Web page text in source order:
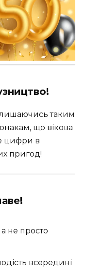
таким
що вікова
цифри в
пригод!
не просто
всередині